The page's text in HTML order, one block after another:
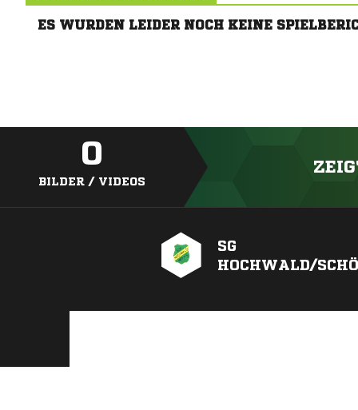
ES WURDEN LEIDER NOCH KEINE
0
BILDER / VIDEOS
SG
HOCHWALD/